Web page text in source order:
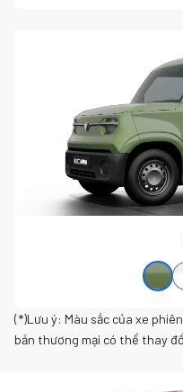
(*)Lưu ý: Màu sắc của xe
bản thương mại có thể thay